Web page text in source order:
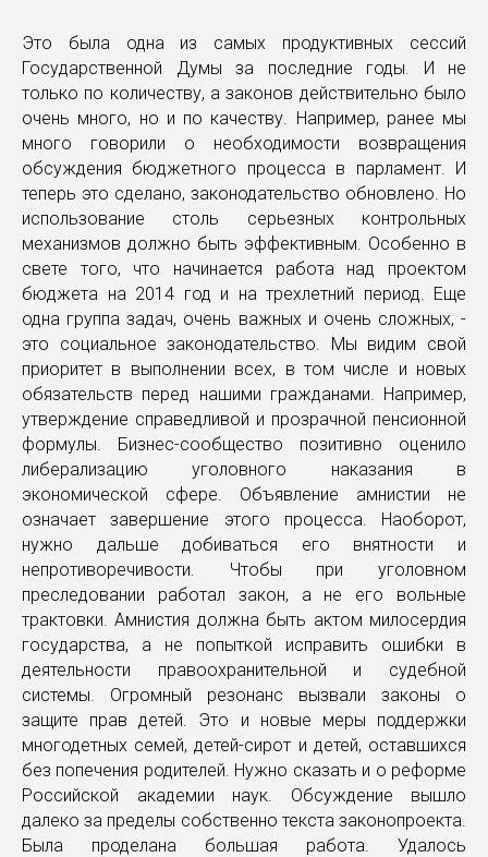
Это была одна из самых продуктивных сессий
Государственной Думы за последние годы. И не
только по количеству, а законов действительно было
очень много, но и по качеству. Например, ранее мы
много говорили о необходимости возвращения
обсуждения бюджетного процесса в парламент. И
теперь это сделано, законодательство обновлено. Но
использование столь серьезных контрольных
механизмов должно быть эффективным. Особенно в
свете того, что начинается работа над проектом
бюджета на 2014 год и на трехлетний период. Еще
одна группа задач, очень важных и очень сложных, -
это социальное законодательство. Мы видим свой
приоритет в выполнении всех, в том числе и новых
обязательств перед нашими гражданами. Например,
утверждение справедливой и прозрачной пенсионной
формулы. Бизнес-сообщество позитивно оценило
либерализацию уголовного наказания в
экономической сфере. Объявление амнистии не
означает завершение этого процесса. Наоборот,
нужно дальше добиваться его внятности и
непротиворечивости. Чтобы при уголовном
преследовании работал закон, а не его вольные
трактовки. Амнистия должна быть актом милосердия
государства, а не попыткой исправить ошибки в
деятельности правоохранительной и судебной
системы. Огромный резонанс вызвали законы о
защите прав детей. Это и новые меры поддержки
многодетных семей, детей-сирот и детей, оставшихся
без попечения родителей. Нужно сказать и о реформе
Российской академии наук. Обсуждение вышло
далеко за пределы собственно текста законопроекта.
Была проделана большая работа. Удалось